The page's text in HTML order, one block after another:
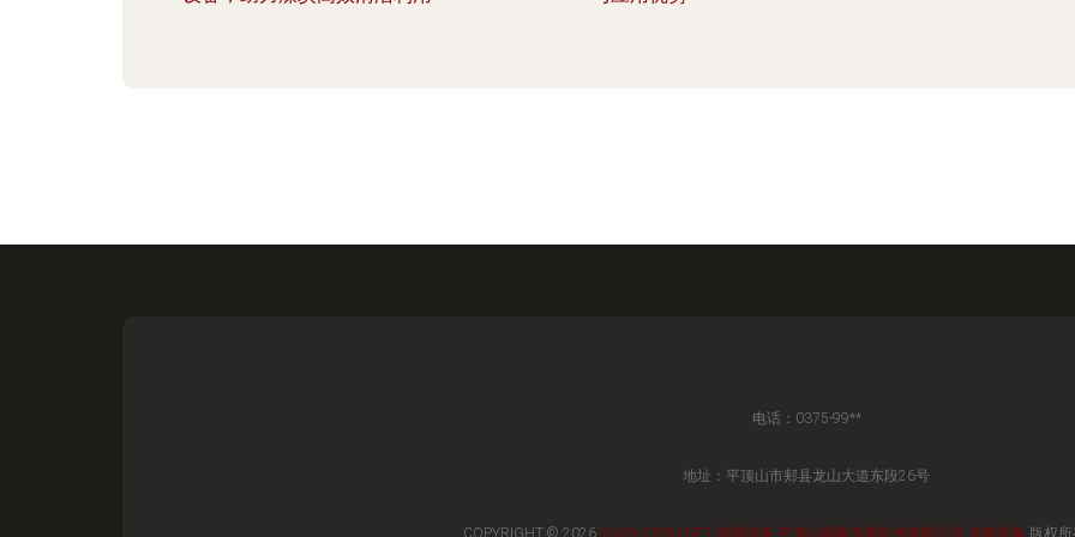
电话：0375-99**
地址：平顶山市郏县龙山大道东段26号
COPYRIGHT © 2026 WWW.CPXM.NET 选煤设备 平顶山国能选煤技术有限公司 选煤设备 版权所